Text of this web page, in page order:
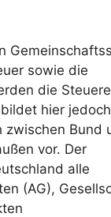
sowie die
die
hier
Bund
vor. Der
alle
(AG),